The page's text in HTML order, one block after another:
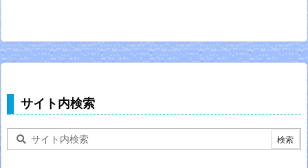
サイト内検索